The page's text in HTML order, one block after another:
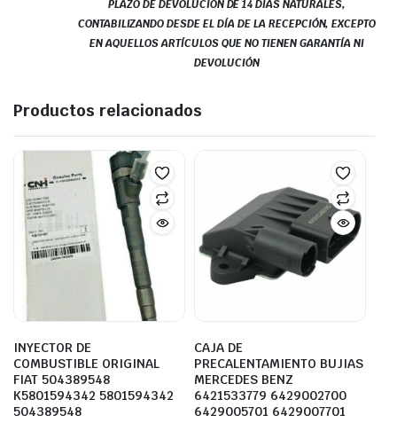
PLAZO DE DEVOLUCIÓN DE 14 DÍAS NATURALES,
CONTABILIZANDO DESDE EL DÍA DE LA RECEPCIÓN, EXCEPTO
EN AQUELLOS ARTÍCULOS QUE NO TIENEN GARANTÍA NI
DEVOLUCIÓN
Productos relacionados
INYECTOR DE
COMBUSTIBLE ORIGINAL
FIAT 504389548
K5801594342 5801594342
504389548
CAJA DE
PRECALENTAMIENTO BUJIAS
MERCEDES BENZ
6421533779 6429002700
6429005701 6429007701